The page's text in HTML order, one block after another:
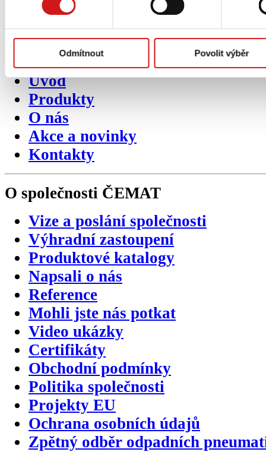
Odmítnout Povolit výběr
Sekundárnínavigace
Úvod
Produkty
O nás
Akce a novinky
Kontakty
O společnosti ČEMAT
Vize a poslání společnosti
Výhradní zastoupení
Produktové katalogy
Napsali o nás
Reference
Mohli jste nás potkat
Video ukázky
Certifikáty
Obchodní podmínky
Politika společnosti
Projekty EU
Ochrana osobních údajů
Zpětný odběr odpadních